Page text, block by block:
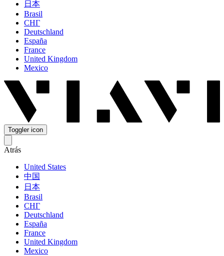
日本
Brasil
СНГ
Deutschland
España
France
United Kingdom
Mexico
Toggler icon
Atrás
United States
中国
日本
Brasil
СНГ
Deutschland
España
France
United Kingdom
Mexico